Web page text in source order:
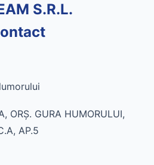
S.R.L.
ORŞ. GURA HUMORULUI,
AP.5